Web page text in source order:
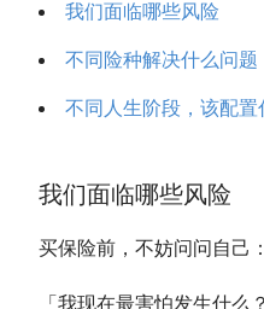
我们面临哪些风险
不同险种解决什么问题
不同人生阶段，该配置
我们面临哪些风险
买保险前，不妨问问自己：
「我现在最害怕发生什么